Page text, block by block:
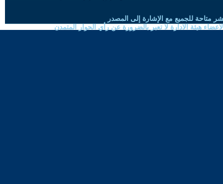
متاحة للجميع مع الإشارة إلى المصدر
هيئة الادارة لا تعبر بالضرورة عن رأي الحوار المتمدن